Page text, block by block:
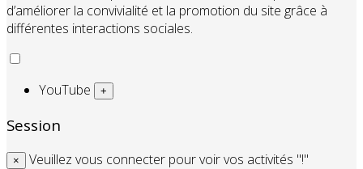
d’améliorer la convivialité et la promotion du site grâce à
différentes interactions sociales.
YouTube +
Session
× Veuillez vous connecter pour voir vos activités "!"